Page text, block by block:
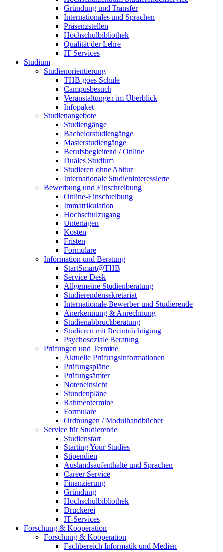
Gründung und Transfer
Internationales und Sprachen
Präsenzstellen
Hochschulbibliothek
Qualität der Lehre
IT Services
Studium
Studienorientierung
THB goes Schule
Campusbesuch
Veranstaltungen im Überblick
Infopaket
Studienangebote
Studiengänge
Bachelorstudiengänge
Masterstudiengänge
Berufsbegleitend / Online
Duales Studium
Studieren ohne Abitur
Internationale Studieninteressierte
Bewerbung und Einschreibung
Online-Einschreibung
Immatrikulation
Hochschulzugang
Unterlagen
Kosten
Fristen
Formulare
Information und Beratung
StartSmart@THB
Service Desk
Allgemeine Studienberatung
Studierendensekretariat
Internationale Bewerber und Studierende
Anerkennung & Anrechnung
Studienabbruchberatung
Studieren mit Beeinträchtigung
Psychosoziale Beratung
Prüfungen und Termine
Aktuelle Prüfungsinformationen
Prüfungspläne
Prüfungsämter
Noteneinsicht
Stundenpläne
Rahmentermine
Formulare
Ordnungen / Modulhandbücher
Service für Studierende
Studienstart
Starting Your Studies
Stipendien
Auslandsaufenthalte und Sprachen
Career Service
Finanzierung
Gründung
Hochschulbibliothek
Druckerei
IT-Services
Forschung & Kooperation
Forschung & Kooperation
Fachbereich Informatik und Medien